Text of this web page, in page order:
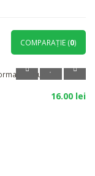
COMPARAŢIE (0)
16.00 lei